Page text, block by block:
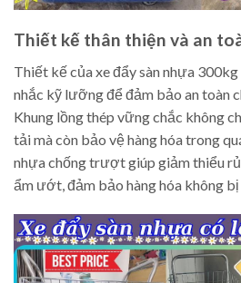
Thiết kế thân thiện và an
Thiết kế của xe đẩy sàn nhựa
nhắc kỹ lưỡng để đảm bảo an toàn
Khung lồng thép vững chắc không
tải mà còn bảo vệ hàng hóa trong
nhựa chống trượt giúp giảm thiểu
ẩm ướt, đảm bảo hàng hóa không